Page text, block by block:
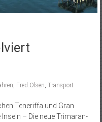
Fred.Olsen Transport
Teneriffa und Gran
– Die neue Trimaran-